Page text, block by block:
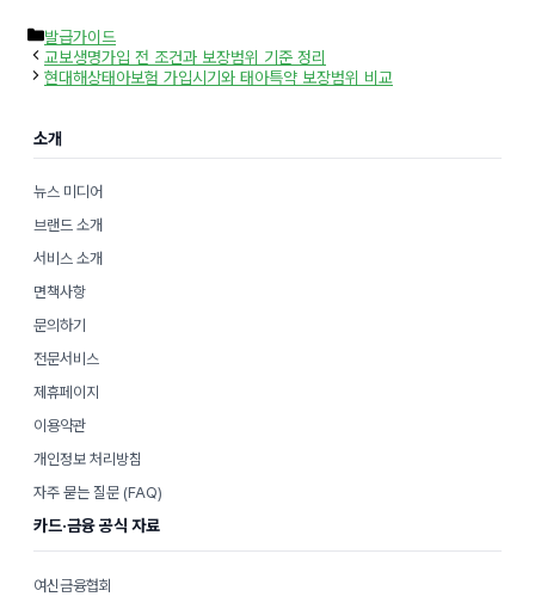
카
테
고
리
발급가이드
교보생명가입 전 조건과 보장범위 기준 정리
현대해상태아보험 가입시기와 태아특약 보장범위 비교
소개
뉴스 미디어
브랜드 소개
서비스 소개
면책사항
문의하기
전문서비스
제휴페이지
이용약관
개인정보 처리방침
자주 묻는 질문 (FAQ)
카드·금융 공식 자료
여신금융협회